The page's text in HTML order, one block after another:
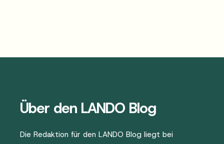
Über den LANDO Blog
Die Redaktion für den LANDO Blog liegt bei